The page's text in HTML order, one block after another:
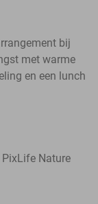
bij
met warme
en een lunch
Nature